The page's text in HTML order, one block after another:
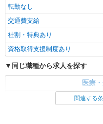
業所一括面
個別訪問(対
談 1件：
1,000円〜
※上記金額
します ※交
援内容によ
【活動エ
キープ
パナソニック エイジフリーケア
訪問入浴の
月給23万
等による 保
転勤なし
交通費支給
社割・特典あり
資格取得支援制度あり
同じ職種から求人を探す
医療
看護師・保健師・看護助手・
関連する